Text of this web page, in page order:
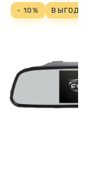
- 10% ВЫГОДА